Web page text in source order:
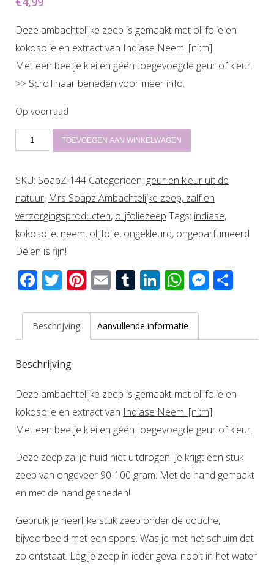
Deze ambachtelijke zeep is gemaakt met olijfolie en
kokosolie en extract van Indiase Neem. [niːm]
Met een beetje klei en géén toegevoegde geur of kleur.
>> Scroll naar beneden voor meer info.
Op voorraad
Zeep
met
TOEVOEGEN AAN WINKELWAGEN
SKU: SoapZ-144 Categorieën: geur en kleur uit de
natuur, Mrs Soapz Ambachtelijke zeep, zalf en
verzorgingsproducten, olijfoliezeep Tags: indiase,
kokosolie, neem, olijfolie, ongekleurd, ongeparfumeerd
Delen is fijn!
Facebook
Twitter
Pinterest
EmailTumblr
LinkedIn
Beschrijving Aanvullende informatie
Beschrijving
Deze ambachtelijke zeep is gemaakt met olijfolie en
kokosolie en extract van Indiase Neem. [niːm]
Met een beetje klei en géén toegevoegde geur of kleur.
Deze zeep zal je huid niet uitdrogen. Je krijgt een stuk
zeep van ongeveer 90-100 gram. Met de hand gemaakt
en met de hand gesneden!
Gebruik je heerlijke stuk zeep onder de douche,
bijvoorbeeld met een spons. Was je met het schuim dat
zo ontstaat. Leg je zeep in ieder geval nooit in het water